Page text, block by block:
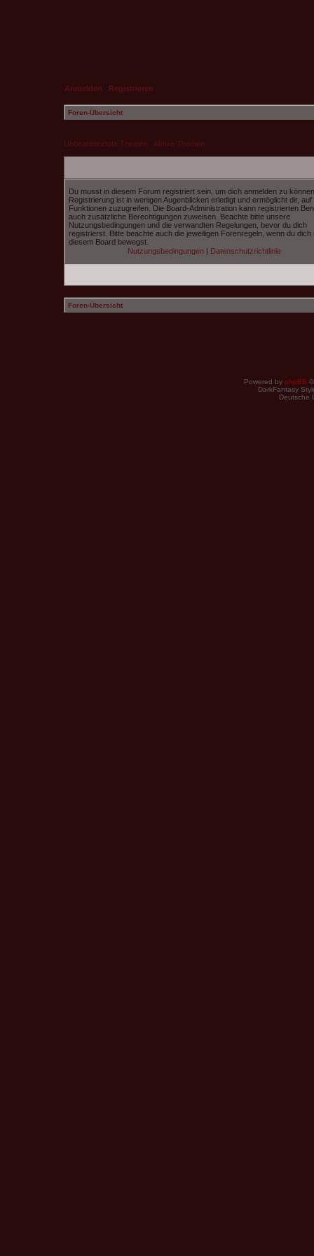
Anmelden Registrieren
Foren-Übersicht
Unbeantwortete Themen Aktive Themen
Du musst in diesem Forum registriert sein, um dich anmelden zu
Registrierung ist in wenigen Augenblicken erledigt und ermöglicht dir, auf
Funktionen zuzugreifen. Die Board-Administration kann registrierten
auch zusätzliche Berechtigungen zuweisen. Beachte bitte unsere
Nutzungsbedingungen und die verwandten Regelungen, bevor du dich
registrierst. Bitte beachte auch die jeweiligen Forenregeln, wenn du dich
diesem Board bewegst.
Nutzungsbedingungen| Datenschutzrichtlinie
Foren-Übersicht
Powered by phpBB
DarkFantasy
Deutsche